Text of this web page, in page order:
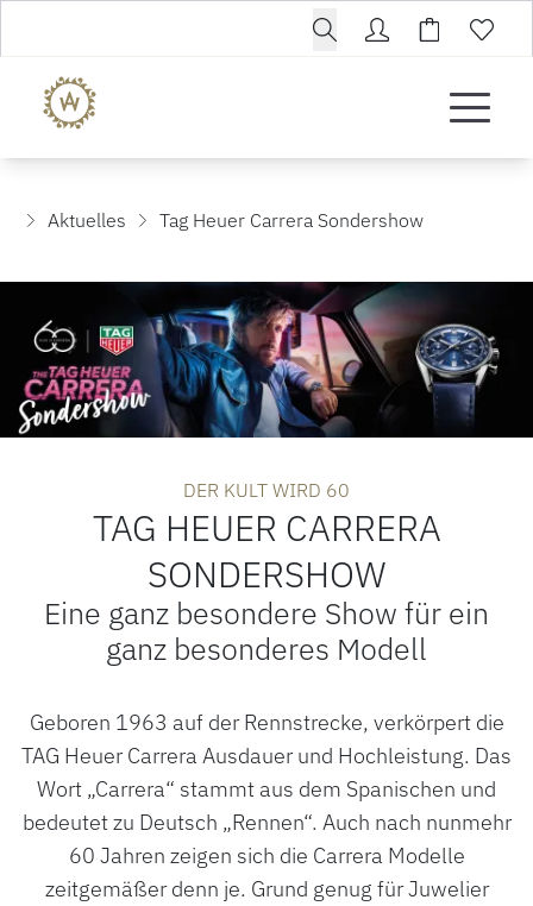
ROLEX CERTIFIED PRE-OWNED
UHREN
SCHMUCK
Aktuelles Tag Heuer Carrera Sondershow
DER KULT WIRD 60
TAG HEUER CARRERA
SONDERSHOW
Eine ganz besondere Show für ein
ganz besonderes Modell
Geboren 1963 auf der Rennstrecke, verkörpert die
TAG Heuer Carrera Ausdauer und Hochleistung. Das
Wort „Carrera“ stammt aus dem Spanischen und
bedeutet zu Deutsch „Rennen“. Auch nach nunmehr
60 Jahren zeigen sich die Carrera Modelle
zeitgemäßer denn je. Grund genug für Juwelier